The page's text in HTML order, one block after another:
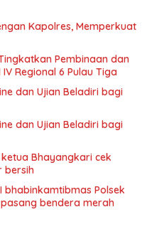
Kapolres, Memperkuat
Pembinaan dan
Regional 6 Pulau Tiga
dan Ujian Beladiri bagi
dan Ujian Beladiri bagi
Bhayangkari cek
bersih
bhabinkamtibmas Polsek
bendera merah